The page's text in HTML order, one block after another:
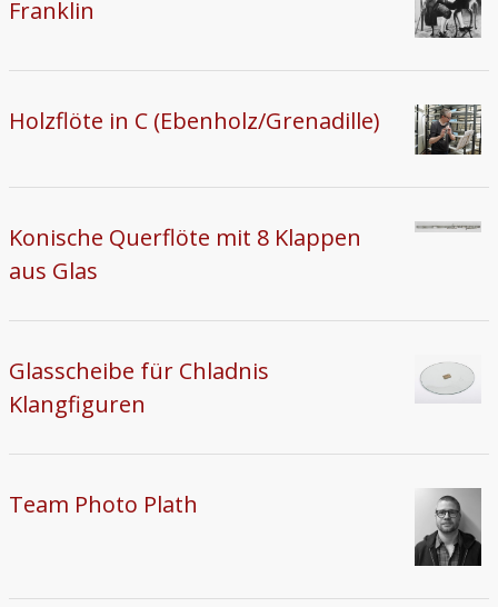
Franklin
Holzflöte in C (Ebenholz/Grenadille)
Konische Querflöte mit 8 Klappen
aus Glas
Glasscheibe für Chladnis
Klangfiguren
Team Photo Plath